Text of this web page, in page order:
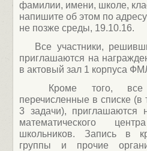
фамилии, имени, школе,
напишите об этом по
не позже среды, 19.10.16.
Все участники,
приглашаются на
в актовый зал 1 корпуса
Кроме того,
перечисленные в списке
3 задачи), приглашаются
математического
школьников. Запись в
группы и прочие